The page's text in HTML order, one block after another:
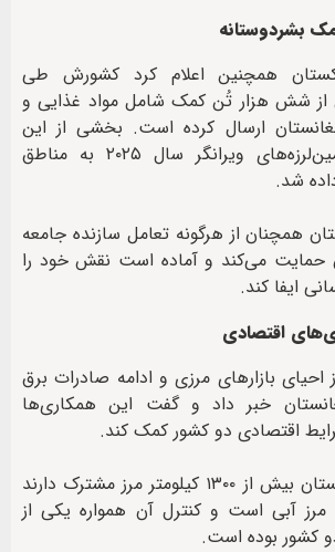
بشردوستانه
همچنین اعلام کرد کشورش طی
شش هزار تُن کمک شامل مواد غذایی و
ارسال کرده است. بخشی از این
کمک‌ها پس از زمین‌لرزه‌های ویرانگر سال ۲۰۲۵ به مناطق
شد.
همچنان از هرگونه تعامل سازنده جامعه
حمایت می‌کند و آماده است نقش خود را
ایفا کند.
اقتصادی
احیای بازارهای مرزی و ادامه صادرات برق
خبر داد و گفت این همکاری‌ها
اقتصادی دو کشور کمک کند.
تاجیکستان و افغانستان بیش از ۱۳۰۰ کیلومتر مرز مشترک دارند
آبی است و کنترل آن همواره یکی از
کشور بوده است.